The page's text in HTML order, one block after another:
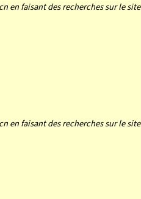
en faisant des recherches sur le site
en faisant des recherches sur le site